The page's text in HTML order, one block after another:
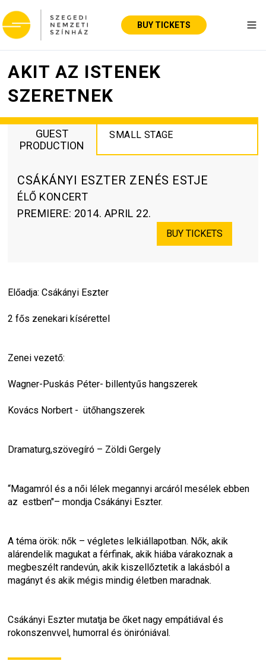
BUY TICKETS
AKIT AZ ISTENEK
SZERETNEK
GUEST
PRODUCTION
SMALL STAGE
CSÁKÁNYI ESZTER ZENÉS ESTJE
ÉLŐ KONCERT
PREMIERE: 2014. APRIL 22.
BUY TICKETS
Előadja: Csákányi Eszter
2 fős zenekari kísérettel
Zenei vezető:
Wagner-Puskás Péter- billentyűs hangszerek
Kovács Norbert -  ütőhangszerek
Dramaturg,szövegíró – Zöldi Gergely
“Magamról és a női lélek megannyi arcáról mesélek ebben
az  estben"– mondja Csákányi Eszter.
A téma örök: nők – végletes lelkiállapotban. Nők, akik
alárendelik magukat a férfinak, akik hiába várakoznak a
megbeszélt randevún, akik kiszellőztetik a lakásból a
magányt és akik mégis mindig életben maradnak.
Csákányi Eszter mutatja be őket nagy empátiával és
rokonszenvvel, humorral és öniróniával.